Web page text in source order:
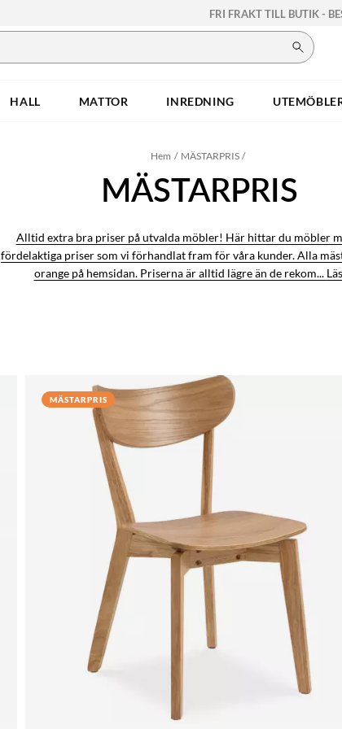
FRI FRAKT TILL BUTIK -
HALL MATTOR INREDNING
Hem MÄSTARPRIS
MÄSTARPRIS
Alltid extra bra priser på utvalda möbler! Här hittar du möbler
fördelaktiga priser som vi förhandlat fram för våra kunder. Alla
orange på hemsidan. Priserna är alltid lägre än de rekom...
MÄSTARPRIS